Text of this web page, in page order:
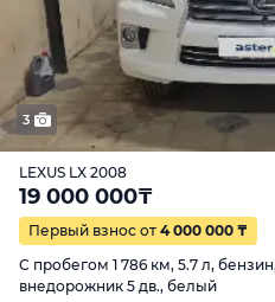
3
LEXUS LX 2008
19 000 000₸
Первый взнос от 4 000 000 ₸
С пробегом 1 786 км, 5.7 л,
внедорожник 5 дв., белый